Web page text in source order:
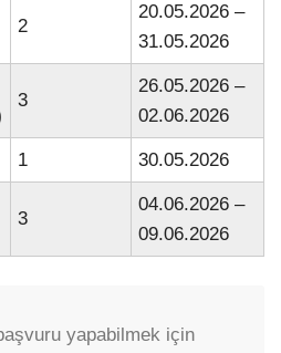
2
20.05.2026 –
31.05.2026
3
26.05.2026 –
02.06.2026
1 30.05.2026
3
04.06.2026 –
09.06.2026
yapabilmek için